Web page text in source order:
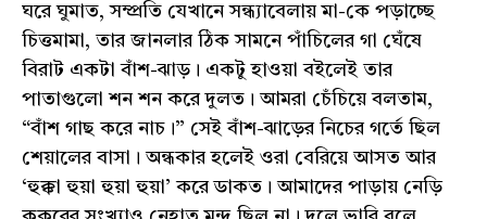
ঘরে ঘুমাত, সম্প্রতি যেখানে সন্ধ্যাবেলায় মা-কে পড়াচ্ছে
চিত্তমামা, তার জানলার ঠিক সামনে পাঁচিলের গা ঘেঁষে
বিরাট একটা বাঁশ-ঝাড়। একটু হাওয়া বইলেই তার
পাতাগুলো শন শন করে দুলত। আমরা চেঁচিয়ে বলতাম,
“বাঁশ গাছ করে নাচ।” সেই বাঁশ-ঝাড়ের নিচের গর্তে ছিল
শেয়ালের বাসা। অন্ধকার হলেই ওরা বেরিয়ে আসত আর
‘হুক্কা হুয়া হুয়া হুয়া’ করে ডাকত। আমাদের পাড়ায় নেড়ি